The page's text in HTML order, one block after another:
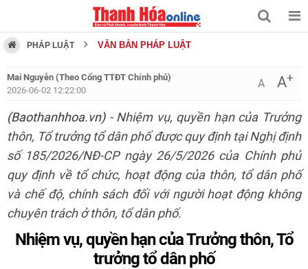
PHÁP LUẬT VĂN BẢN PHÁP LUẬT
Mai Nguyễn (Theo Cổng TTĐT Chính phủ)
2026-06-02 12:22:00
A A+
(Baothanhhoa.vn)- Nhiệm vụ, quyền hạn của Trưởng
thôn, Tổ trưởng tổ dân phố được quy định tại Nghị định
số 185/2026/NĐ-CP ngày 26/5/2026 của Chính phủ
quy định về tổ chức, hoạt động của thôn, tổ dân phố
và chế độ, chính sách đối với người hoạt động không
chuyên trách ở thôn, tổ dân phố.
Nhiệm vụ, quyền hạn của Trưởng thôn, Tổ
trưởng tổ dân phố